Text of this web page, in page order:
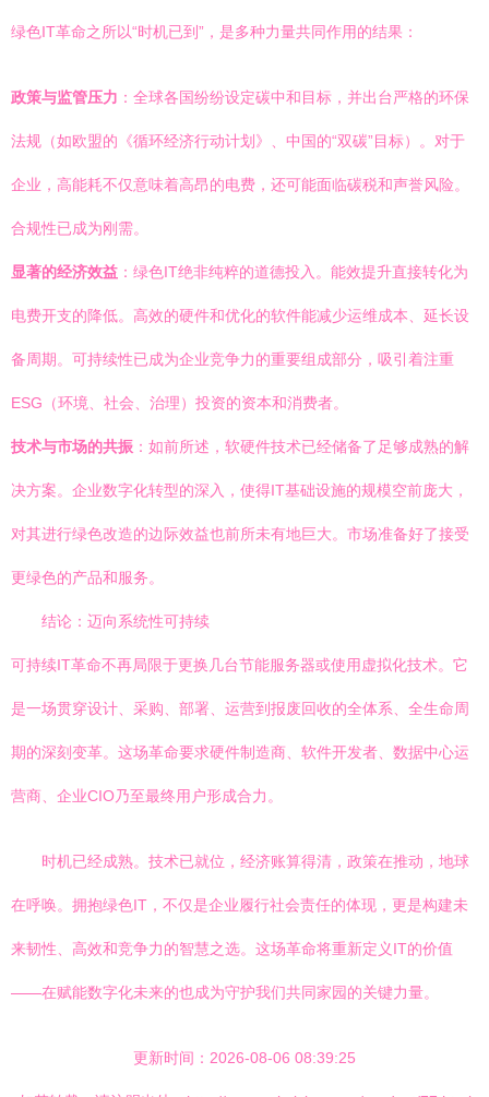
绿色IT革命之所以“时机已到”，是多种力量共同作用的结果：
政策与监管压力 ：全球各国纷纷设定碳中和目标，并出台严格的环保
法规（如欧盟的《循环经济行动计划》、中国的“双碳”目标）。对于
企业，高能耗不仅意味着高昂的电费，还可能面临碳税和声誉风险。
合规性已成为刚需。
显著的经济效益 ：绿色IT绝非纯粹的道德投入。能效提升直接转化为
电费开支的降低。高效的硬件和优化的软件能减少运维成本、延长设
备周期。可持续性已成为企业竞争力的重要组成部分，吸引着注重
ESG（环境、社会、治理）投资的资本和消费者。
技术与市场的共振 ：如前所述，软硬件技术已经储备了足够成熟的解
决方案。企业数字化转型的深入，使得IT基础设施的规模空前庞大，
对其进行绿色改造的边际效益也前所未有地巨大。市场准备好了接受
更绿色的产品和服务。
结论：迈向系统性可持续
可持续IT革命不再局限于更换几台节能服务器或使用虚拟化技术。它
是一场贯穿设计、采购、部署、运营到报废回收的全体系、全生命周
期的深刻变革。这场革命要求硬件制造商、软件开发者、数据中心运
营商、企业CIO乃至最终用户形成合力。
时机已经成熟。技术已就位，经济账算得清，政策在推动，地球
在呼唤。拥抱绿色IT，不仅是企业履行社会责任的体现，更是构建未
来韧性、高效和竞争力的智慧之选。这场革命将重新定义IT的价值
——在赋能数字化未来的也成为守护我们共同家园的关键力量。
更新时间：2026-08-06 08:39:25